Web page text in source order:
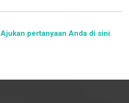
Ajukan pertanyaan Anda di sini.